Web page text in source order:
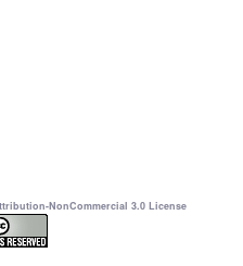
NonCommercial 3.0 License